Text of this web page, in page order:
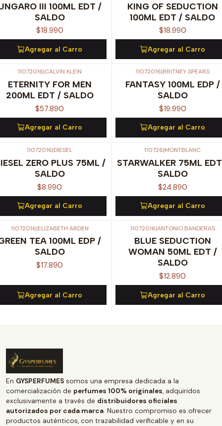
III 100ML EDT /
SALDO
$18.990
Agregar al Carro
KING OF SEDUCTION
100ML EDT / SALDO
$18.990
Agregar al Carro
11072016|CALVIN KLEIN
ETERNITY FOR MEN
200ML EDT / SALDO
$57.890
Agregar al Carro
11072016|BRITNEY SPEARS
FANTASY 100ML EDP /
SALDO
$19.990
Agregar al Carro
11072016|DIESEL
ZERO PLUS 75ML /
SALDO
$8.990
Agregar al Carro
110726|MONTBLANC
STARWALKER 75ML
SALDO
$24.890
Agregar al Carro
11072016|ELIZABETH ARDEN
TEA 100ML EDP /
SALDO
$17.890
Agregar al Carro
11072016|ANTONIO BANDERAS
BLUE SEDUCTION
WOMAN 50ML EDT /
SALDO
$12.890
Agregar al Carro
En GYSPERFUMES somos una empresa dedicada a la
comercialización de perfumes 100% originales, adquiridos
exclusivamente a través de distribuidores oficiales
autorizados por cada marca. Nuestro compromiso es ofrecer
productos auténticos, con trazabilidad verificable y en su